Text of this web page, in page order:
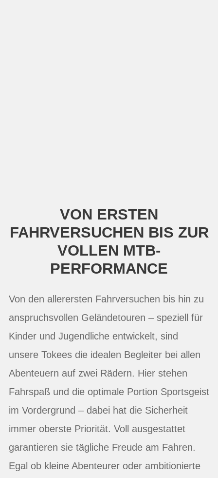
VON ERSTEN
FAHRVERSUCHEN BIS ZUR
VOLLEN MTB-
PERFORMANCE
Von den allerersten Fahrversuchen bis hin zu
anspruchsvollen Geländetouren – speziell für
Kinder und Jugendliche entwickelt, sind
unsere Tokees die idealen Begleiter bei allen
Abenteuern auf zwei Rädern. Hier stehen
Fahrspaß und die optimale Portion Sportsgeist
im Vordergrund – dabei hat die Sicherheit
immer oberste Priorität. Voll ausgestattet
garantieren sie tägliche Freude am Fahren.
Egal ob kleine Abenteurer oder ambitionierte